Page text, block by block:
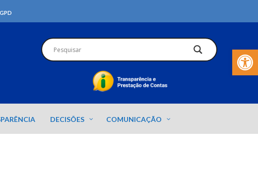
Barra de
DECISÕES COMUNICAÇÃO